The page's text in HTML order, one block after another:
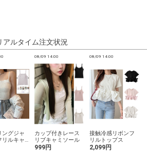
アルタイム注文状況
ングジャ
リルキャ
08/09 14:00
カップ付きレース
リブキャミソール
999円
08/09 14:00
接触冷感リボンフ
リルトップス
2,099円